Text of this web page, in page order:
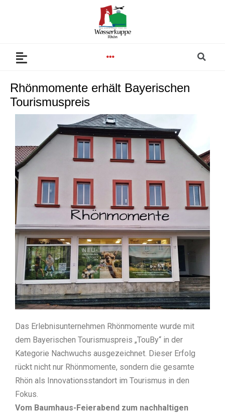
Menu
Rhönmomente erhält Bayerischen
Tourismuspreis
Das Erlebnisunternehmen Rhönmomente wurde mit
dem Bayerischen Tourismuspreis „TouBy“ in der
Kategorie Nachwuchs ausgezeichnet. Dieser Erfolg
rückt nicht nur Rhönmomente, sondern die gesamte
Rhön als Innovationsstandort im Tourismus in den
Fokus.
Vom Baumhaus-Feierabend zum nachhaltigen